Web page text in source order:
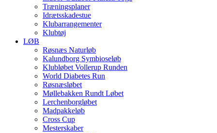
Træningsplaner
Idrætsskadestue
Klubarrangementer
Klubtøj
LØB
Røsnæs Naturløb
Kalundborg Symbioseløb
Klubløbet Vollerup Runden
World Diabetes Run
Røsnæsløbet
Møllebakken Rundt Løbet
Lerchenborgløbet
Madpakkeløb
Cross Cup
Mesterskaber